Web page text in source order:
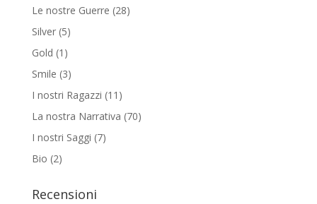
Le nostre Guerre (28)
Silver (5)
Gold (1)
Smile (3)
I nostri Ragazzi (11)
La nostra Narrativa (70)
I nostri Saggi (7)
Bio (2)
Recensioni